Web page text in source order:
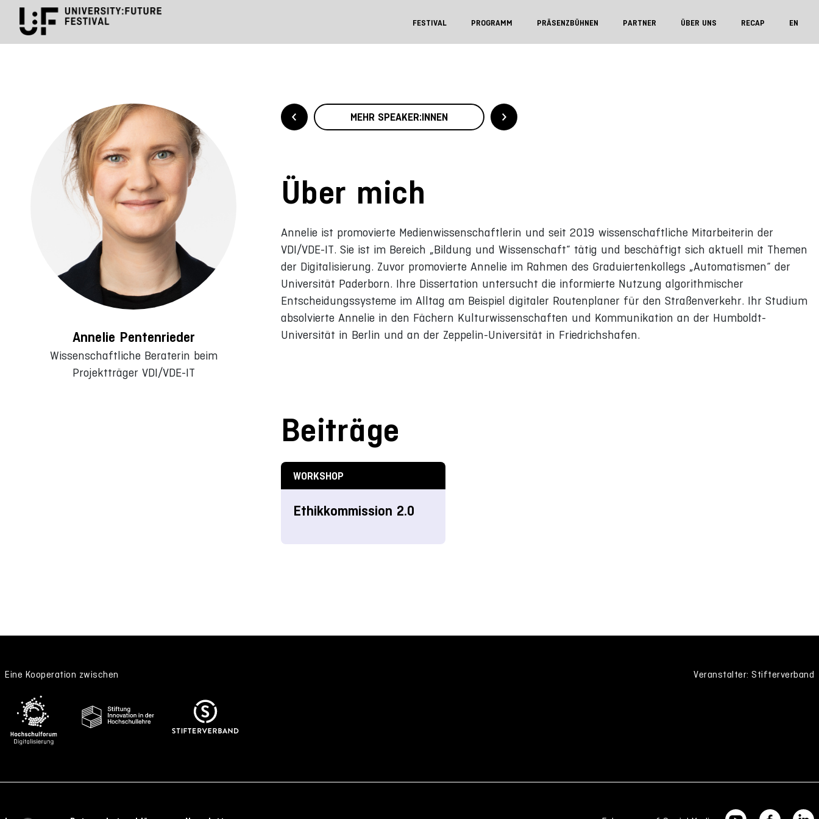
FESTIVAL PROGRAMM PRÄSENZBÜHNEN PARTNER ÜBER UNS RECAP EN
Annelie Pentenrieder
Wissenschaftliche Beraterin beim
Projektträger VDI/VDE-IT
MEHR SPEAKER:INNEN
Über mich
Annelie ist promovierte Medienwissenschaftlerin und seit 2019 wissenschaftliche Mitarbeiterin der
VDI/VDE-IT. Sie ist im Bereich „Bildung und Wissenschaft“ tätig und beschäftigt sich aktuell mit Themen
der Digitalisierung. Zuvor promovierte Annelie im Rahmen des Graduiertenkollegs „Automatismen“ der
Universität Paderborn. Ihre Dissertation untersucht die informierte Nutzung algorithmischer
Entscheidungssysteme im Alltag am Beispiel digitaler Routenplaner für den Straßenverkehr. Ihr Studium
absolvierte Annelie in den Fächern Kulturwissenschaften und Kommunikation an der Humboldt-
Universität in Berlin und an der Zeppelin-Universität in Friedrichshafen.
Beiträge
WORKSHOP
Ethikkommission 2.0
Eine Kooperation zwischen Veranstalter: Stifterverband